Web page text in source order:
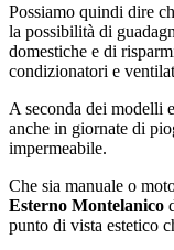
Possiamo quindi dire
la possibilità di
domestiche e di
condizionatori e
A seconda dei modelli
anche in giornate di
impermeabile.
Che sia manuale o
Esterno Montelanico
punto di vista estetico